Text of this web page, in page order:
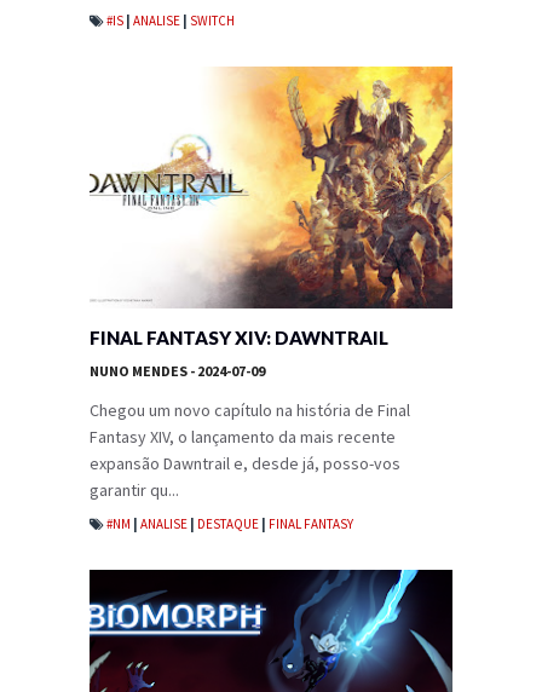
#IS ANALISE SWITCH
FINAL FANTASY XIV: DAWNTRAIL
NUNO MENDES - 2024-07-09
Chegou um novo capítulo na história de Final
Fantasy XIV, o lançamento da mais recente
expansão Dawntrail e, desde já, posso-vos
garantir qu...
#NM ANALISE DESTAQUE FINAL FANTASY